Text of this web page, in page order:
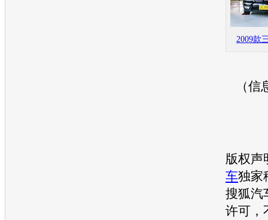
2009款
（
版权声
车独家
搜狐汽
许可，